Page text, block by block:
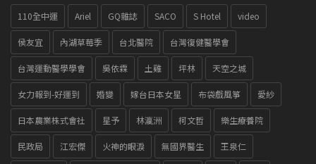
110全中運 Ariel GQ雜誌 SACO S Hotel video
侯友宜 內湖草莓季 台北醫院 台灣復健醫學會
台灣運動醫學學會 吳依霖 土雞 坪林 天空之城
女力報到-好運到 婚變 嫁台日本女星 布袋戲風箏 愛紗
日本農業株式會社 星予 林瀛洲 柯文哲 樂生療養院
民政局 江宏傑 火神的眼淚 無國界醫生 王泉仁